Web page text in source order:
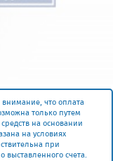
что оплата
только путем
на основании
на условиях
при
выставленного счета.